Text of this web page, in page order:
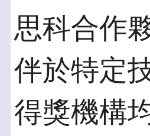
思科合作
伴於特定
得獎機構